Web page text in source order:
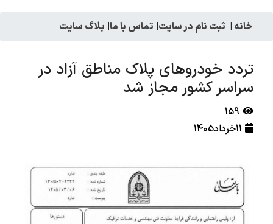
خانه | ثبت نام در سایت| تماس با ما| بلاگ سایت
تردد خودروهای پلاک مناطق آزاد در
سراسر کشور مجاز شد
159
11خرداد1405